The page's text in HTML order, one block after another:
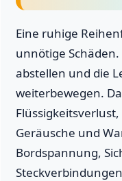
Eine ruhige
unnötige
abstellen und die
weiterbewegen.
Geräusche und
Bordspannung,